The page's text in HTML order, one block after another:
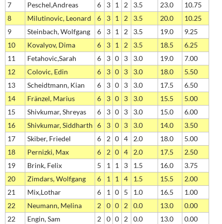
7
Peschel,Andreas 6 3 1 2 3.5 23.0
10.75
8
Milutinovic, Leonard 6 3 1 2 3.5 20.0
10.25
9
Steinbach, Wolfgang 6 3 1 2 3.5 19.0
9.25
10
Kovalyov, Dima 6 3 1 2 3.5 18.5
6.25
11
Fetahovic,Sarah 6 3 0 3 3.0 19.0
7.00
12
Colovic, Edin 6 3 0 3 3.0 18.0
5.50
13
Scheidtmann, Kian 6 3 0 3 3.0 17.5
6.50
14
Fränzel, Marius 6 3 0 3 3.0 15.5
5.00
15
Shivkumar, Shreyas 6 3 0 3 3.0 15.0
6.00
16
Shivkumar, Siddharth 6 3 0 3 3.0 14.0
3.50
17
Skiber, Friedel 6 2 0 4 2.0 18.0
5.00
18
Pernizki, Max 6 2 0 4 2.0 17.5
2.50
19
Brink, Felix 5 1 1 3 1.5 16.0
3.75
20
Zimdars, Wolfgang 6 1 1 4 1.5 15.5
2.00
21
Mix,Lothar 6 1 0 5 1.0 16.5
1.00
22
Neumann, Melina 2 0 0 2 0.0 13.0
0.00
22
Engin, Sam 2 0 0 2 0.0 13.0 0.00